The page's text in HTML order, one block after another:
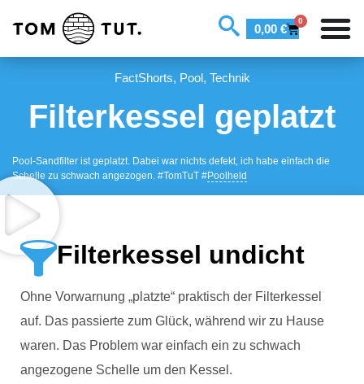
0,00 €
0
FactShorts, Pool, Technik
Filterkessel geplatzt
Pool-Sandfilter ist geplatzt. Dabei war nichts defekt, ich habe einfach die
Schelle zu schwach angezogen. #TomTuT #Poolheld
Filterkessel undicht
Ohne Vorwarnung „platzte“ praktisch der Filterkessel
auf. Das passierte zum Glück, während wir zu Hause
waren. Das Problem war einfach ein zu schwach
angezogene Schelle um den Kessel.